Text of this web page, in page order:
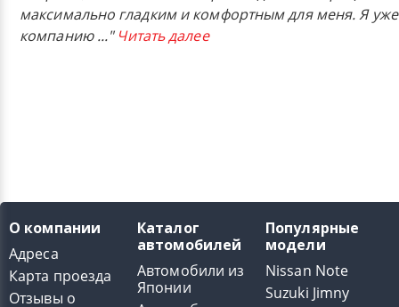
максимально гладким и комфортным для меня. Я
компанию..." Читать далее
О компании
Адреса
Карта проезда
Отзывы о
Каталог
автомобилей
Автомобили из
Японии
Популярные
модели
Nissan Note
Suzuki Jimny